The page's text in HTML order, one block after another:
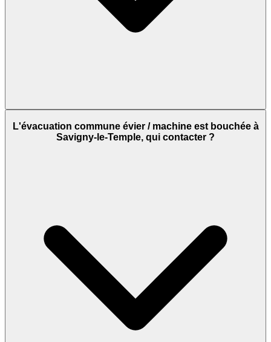
L'évacuation commune évier / machine est bouchée à
Savigny-le-Temple, qui contacter ?